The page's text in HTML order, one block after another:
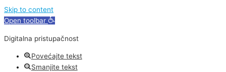
Skip to content
Open toolbar
Digitalna pristupačnost
Povećajte tekst
Smanjite tekst